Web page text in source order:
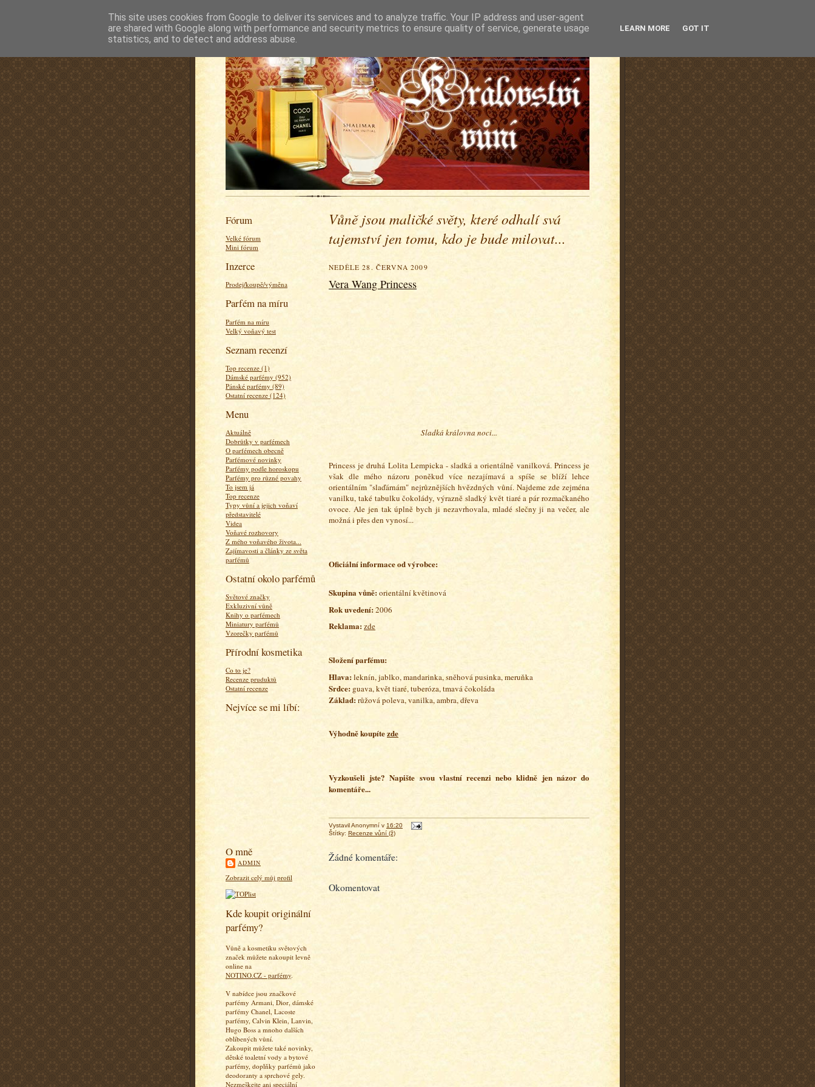
Fórum
Velké fórum
Mini fórum
Inzerce
Prodej/koupě/výměna
Parfém na míru
Parfém na míru
Velký voňavý test
Seznam recenzí
Top recenze (1)
Dámské parfémy (952)
Pánské parfémy (89)
Ostatní recenze (124)
Menu
Aktuálně
Dobrůtky v parfémech
O parfémech obecně
Parfémové novinky
Parfémy podle horoskopu
Parfémy pro různé povahy
To jsem já
Top recenze
Typy vůní a jejich voňaví
představitelé
Videa
Voňavé rozhovory
Z mého voňavého života...
Zajímavosti a články ze světa
parfémů
Ostatní okolo parfémů
Světové značky
Exkluzivní vůně
Knihy o parfémech
Miniatury parfémů
Vzorečky parfémů
Přírodní kosmetika
Co to je?
Recenze pruduktů
Ostatní recenze
Nejvíce se mi líbí:
O mně
ADMIN
Zobrazit celý můj profil
Kde koupit originální
parfémy?
Vůně a kosmetiku světových
značek můžete nakoupit levně
online na
NOTINO.CZ - parfémy.
V nabídce jsou značkové
parfémy Armani, Dior, dámské
parfémy Chanel, Lacoste
parfémy, Calvin Klein, Lanvin,
Hugo Boss a mnoho dalších
oblíbených vůní.
Zakoupit můžete také novinky,
dětské toaletní vody a bytové
parfémy, doplňky parfémů jako
deodoranty a sprchové gely.
Nezmeškejte ani speciální
Vůně jsou maličké světy, které odhalí svá
tajemství jen tomu, kdo je bude milovat...
NEDĚLE 28. ČERVNA 2009
Vera Wang Princess
Sladká královna noci...
Princess je druhá Lolita Lempicka - sladká a orientálně vanilková. Princess je
však dle mého názoru poněkud více nezajímavá a spíše se blíží lehce
orientálním "slaďárnám" nejrůznějších hvězdných vůní. Najdeme zde zejména
vanilku, také tabulku čokolády, výrazně sladký květ tiaré a pár rozmačkaného
ovoce. Ale jen tak úplně bych ji nezavrhovala, mladé slečny ji na večer, ale
možná i přes den vynosí...
Oficiální informace od výrobce:
Skupina vůně:orientální květinová
Rok uvedení: 2006
Reklama:zde
Složení parfému:
Hlava:leknín, jablko, mandarinka, sněhová pusinka, meruňka
Srdce: guava, květ tiaré, tuberóza, tmavá čokoláda
Základ:růžová poleva, vanilka, ambra, dřeva
Výhodně koupítezde
Vyzkoušeli jste? Napište svou vlastní recenzi nebo klidně jen názor do
komentáře...
VystavilAnonymní v 16:20
Štítky: Recenze vůní (ž)
Žádné komentáře:
Okomentovat
This site uses cookies from Google to deliver its services and to analyze traffic. Your IP address and user-agent
are shared with Google along with performance and security metrics to ensure quality of service, generate usage
statistics, and to detect and address abuse.
LEARN MORE GOT IT